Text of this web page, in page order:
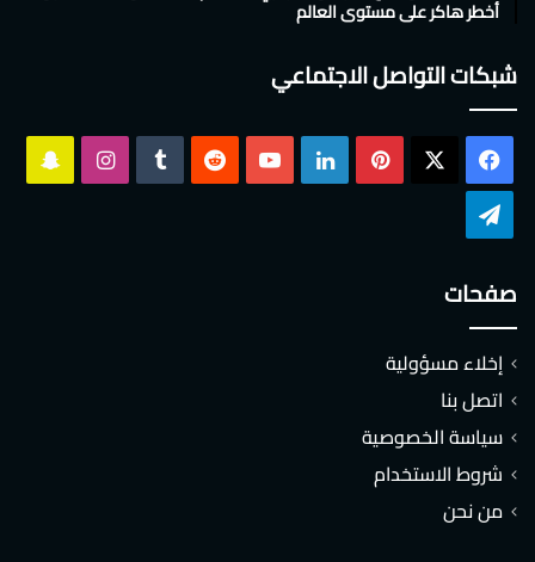
أخطر هاكر على مستوى العالم
شبكات التواصل الاجتماعي
فيسبوك بينتيريست لينكدإن ‫YouTube انستقرام
صفحات
إخلاء مسؤولية
اتصل بنا
سياسة الخصوصية
شروط الاستخدام
من نحن